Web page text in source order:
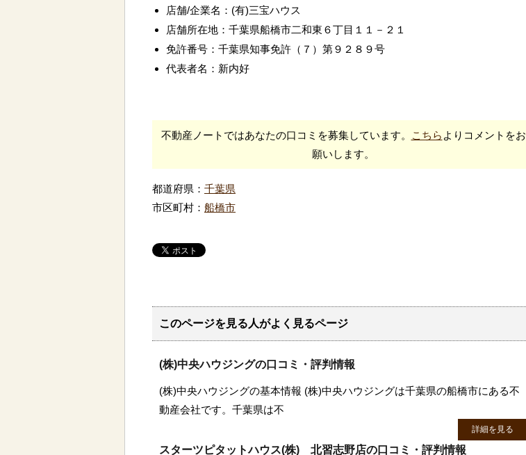
店舗/企業名：(有)三宝ハウス
店舗所在地：千葉県船橋市二和東６丁目１１－２１
免許番号：千葉県知事免許（７）第９２８９号
代表者名：新内好
不動産ノートではあなたの口コミを募集しています。 こちら よりコメントをお
願いします。
都道府県： 千葉県
市区町村： 船橋市
このページを見る人がよく見るページ
(株)中央ハウジングの口コミ・評判情報
(株)中央ハウジングの基本情報 (株)中央ハウジングは千葉県の船橋市にある不
動産会社です。千葉県は不
詳細を見る
スターツピタットハウス(株) 北習志野店の口コミ・評判情報